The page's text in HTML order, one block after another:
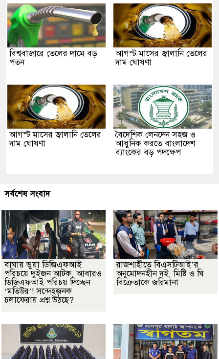
বিশ্ববাজারে তেলের দামে বড়
পতন
আগস্ট মাসের জ্বালানি তেলের
দাম ঘোষণা
আগস্ট মাসের জ্বালানি তেলের
দাম ঘোষণা
বৈদেশিক লেনদেন সহজ ও
আধুনিক করতে বাংলাদেশ
ব্যাংকের বড় পদক্ষেপ
সর্বশেষ সংবাদ
বাঘায় ভুয়া ডিজিএফআই
পরিচয়ে দুইজন আটক, আবারও
ডিজিএফআই পরিচয় দিচ্ছেন
‘মতিউর’! সন্দেহজনক
চলাফেরায় প্রশ্ন উঠছে?
রাজশাহীতে বিএসটিআই’র
অনুমোদনহীন দই, মিষ্টি ও ঘি
বিক্রেতাকে জরিমানা